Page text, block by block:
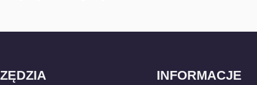
INFORMACJE